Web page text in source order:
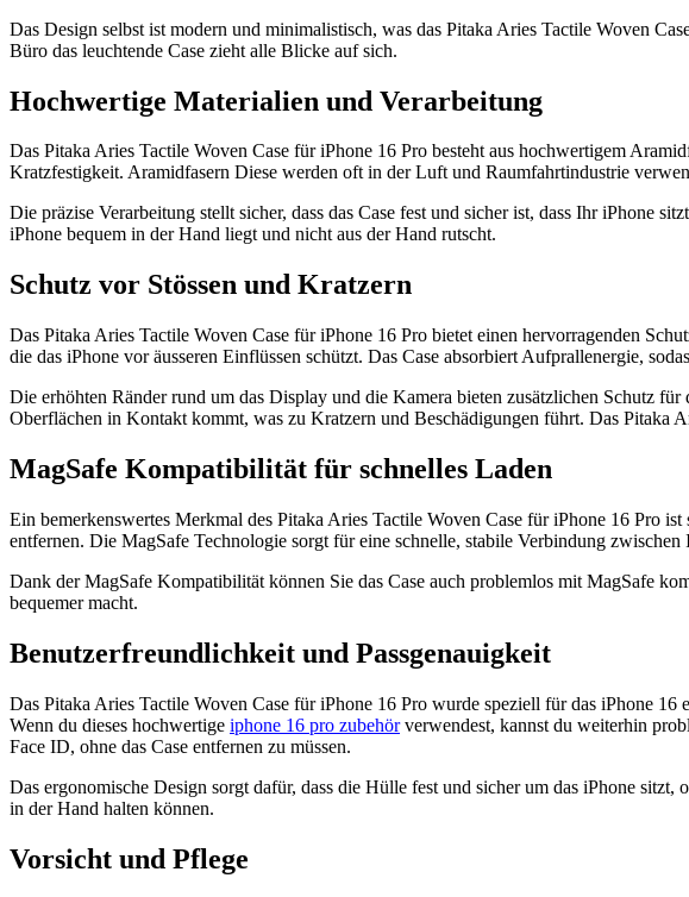
Das Design selbst ist modern und minimalistisch, was das Pitaka Aries Tactile Woven
Büro das leuchtende Case zieht alle Blicke auf sich.
Hochwertige Materialien und Verarbeitung
Das Pitaka Aries Tactile Woven Case für iPhone 16 Pro besteht aus hochwertigem
Kratzfestigkeit. Aramidfasern Diese werden oft in der Luft und Raumfahrtindustrie
Die präzise Verarbeitung stellt sicher, dass das Case fest und sicher ist, dass Ihr iPhone
iPhone bequem in der Hand liegt und nicht aus der Hand rutscht.
Schutz vor Stössen und Kratzern
Das Pitaka Aries Tactile Woven Case für iPhone 16 Pro bietet einen hervorragenden
die das iPhone vor äusseren Einflüssen schützt. Das Case absorbiert Aufprallenergie,
Die erhöhten Ränder rund um das Display und die Kamera bieten zusätzlichen Schutz
Oberflächen in Kontakt kommt, was zu Kratzern und Beschädigungen führt. Das Pitaka
MagSafe Kompatibilität für schnelles Laden
Ein bemerkenswertes Merkmal des Pitaka Aries Tactile Woven Case für iPhone 16 Pro
entfernen. Die MagSafe Technologie sorgt für eine schnelle, stabile Verbindung
Dank der MagSafe Kompatibilität können Sie das Case auch problemlos mit MagSafe
bequemer macht.
Benutzerfreundlichkeit und Passgenauigkeit
Das Pitaka Aries Tactile Woven Case für iPhone 16 Pro wurde speziell für das iPhone 16
Wenn du dieses hochwertige iphone 16 pro zubehörverwendest, kannst du weiterhin
Face ID, ohne das Case entfernen zu müssen.
Das ergonomische Design sorgt dafür, dass die Hülle fest und sicher um das iPhone
in der Hand halten können.
Vorsicht und Pflege